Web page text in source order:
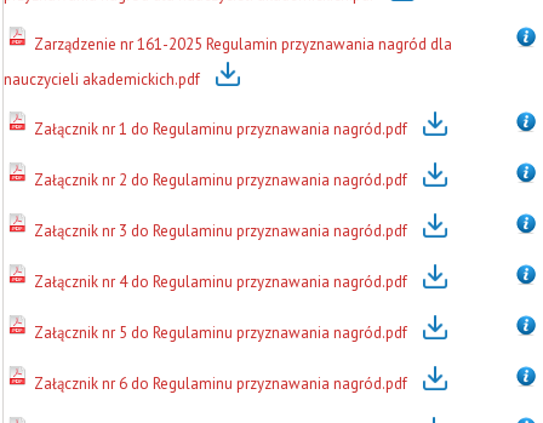
Zarządzenie nr 161-2025 Regulamin przyznawania nagród dla
nauczycieli akademickich.pdf
Załącznik nr 1 do Regulaminu przyznawania nagród.pdf
Załącznik nr 2 do Regulaminu przyznawania nagród.pdf
Załącznik nr 3 do Regulaminu przyznawania nagród.pdf
Załącznik nr 4 do Regulaminu przyznawania nagród.pdf
Załącznik nr 5 do Regulaminu przyznawania nagród.pdf
Załącznik nr 6 do Regulaminu przyznawania nagród.pdf